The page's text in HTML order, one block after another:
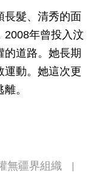
長髮、清秀的面
2008年曾投入汶
的道路。她長期
運動。她這次更
。
無疆界組織